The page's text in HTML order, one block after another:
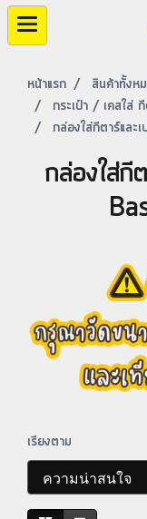
หน้าแรก สินค้าทั้งห
กระเป๋า / เคสใส่
กล่องใส่กีตาร์แล
กล่องใส่กี
เรียงตาม